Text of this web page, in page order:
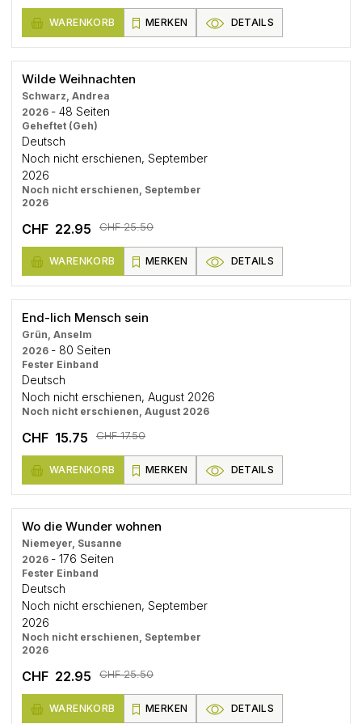
WARENKORB MERKEN DETAILS
Wilde Weihnachten
Schwarz, Andrea
2026 - 48 Seiten
Geheftet (Geh)
Deutsch
Noch nicht erschienen, September
2026
Noch nicht erschienen, September
2026
CHF 22.95 CHF 25.50
WARENKORB MERKEN DETAILS
End-lich Mensch sein
Grün, Anselm
2026 - 80 Seiten
Fester Einband
Deutsch
Noch nicht erschienen, August 2026
Noch nicht erschienen, August 2026
CHF 15.75 CHF 17.50
WARENKORB MERKEN DETAILS
Wo die Wunder wohnen
Niemeyer, Susanne
2026 - 176 Seiten
Fester Einband
Deutsch
Noch nicht erschienen, September
2026
Noch nicht erschienen, September
2026
CHF 22.95 CHF 25.50
WARENKORB MERKEN DETAILS